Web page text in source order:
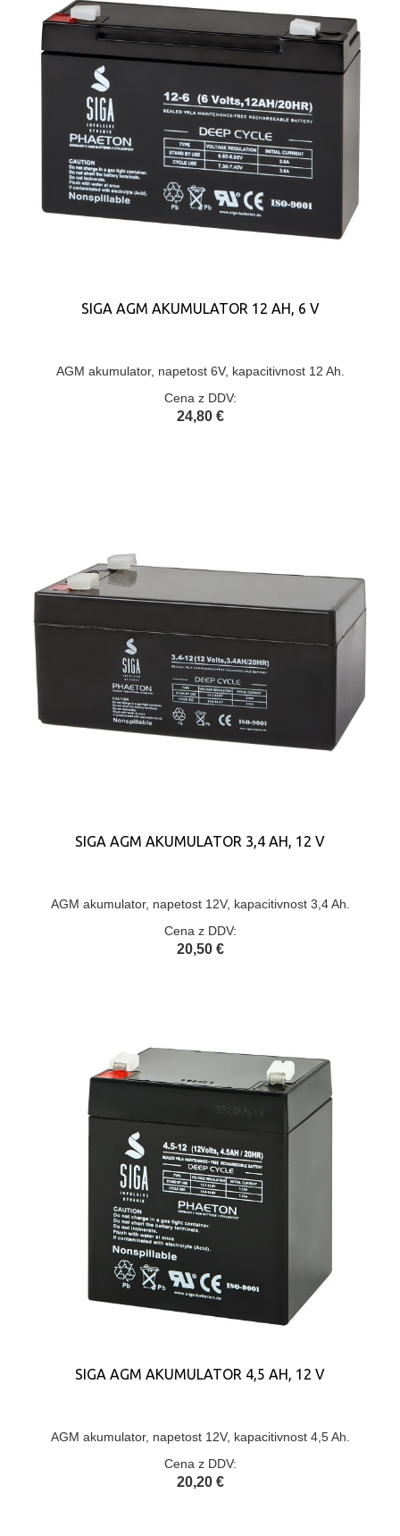
SIGA AGM AKUMULATOR 12 AH, 6 V
AGM akumulator, napetost 6V, kapacitivnost 12 Ah.
Cena z DDV:
24,80 €
SIGA AGM AKUMULATOR 3,4 AH, 12 V
AGM akumulator, napetost 12V, kapacitivnost 3,4 Ah.
Cena z DDV:
20,50 €
SIGA AGM AKUMULATOR 4,5 AH, 12 V
AGM akumulator, napetost 12V, kapacitivnost 4,5 Ah.
Cena z DDV:
20,20 €